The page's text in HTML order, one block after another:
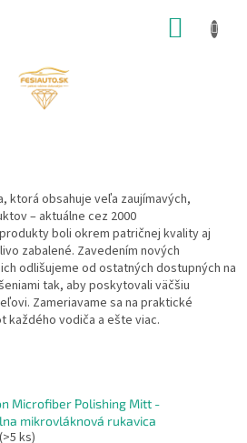
ktorá obsahuje veľa zaujímavých,
– aktuálne cez 2000
boli okrem patričnej kvality aj
zabalené. Zavedením nových
odlišujeme od ostatných dostupných na
tak, aby poskytovali väčšiu
Zameriavame sa na praktické
vodiča a ešte viac.
Microfiber Polishing Mitt -
mikrovláknová rukavica
(>5 ks)